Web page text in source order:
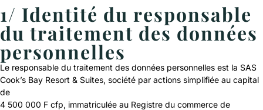
1/ Identité du responsable
du traitement des données
personnelles
Le responsable du traitement des données personnelles est la SAS
Cook’s Bay Resort & Suites, société par actions simplifiée au capital
de
4 500 000 F cfp, immatriculée au Registre du commerce de